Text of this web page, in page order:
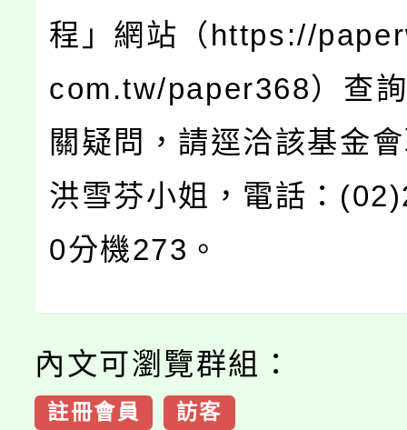
程」網站（https://
com.tw/paper368）查
關疑問，請逕洽該基金
洪雪芬小姐，電話：
0分機273。
內文可瀏覽群組：
註冊會員 訪客